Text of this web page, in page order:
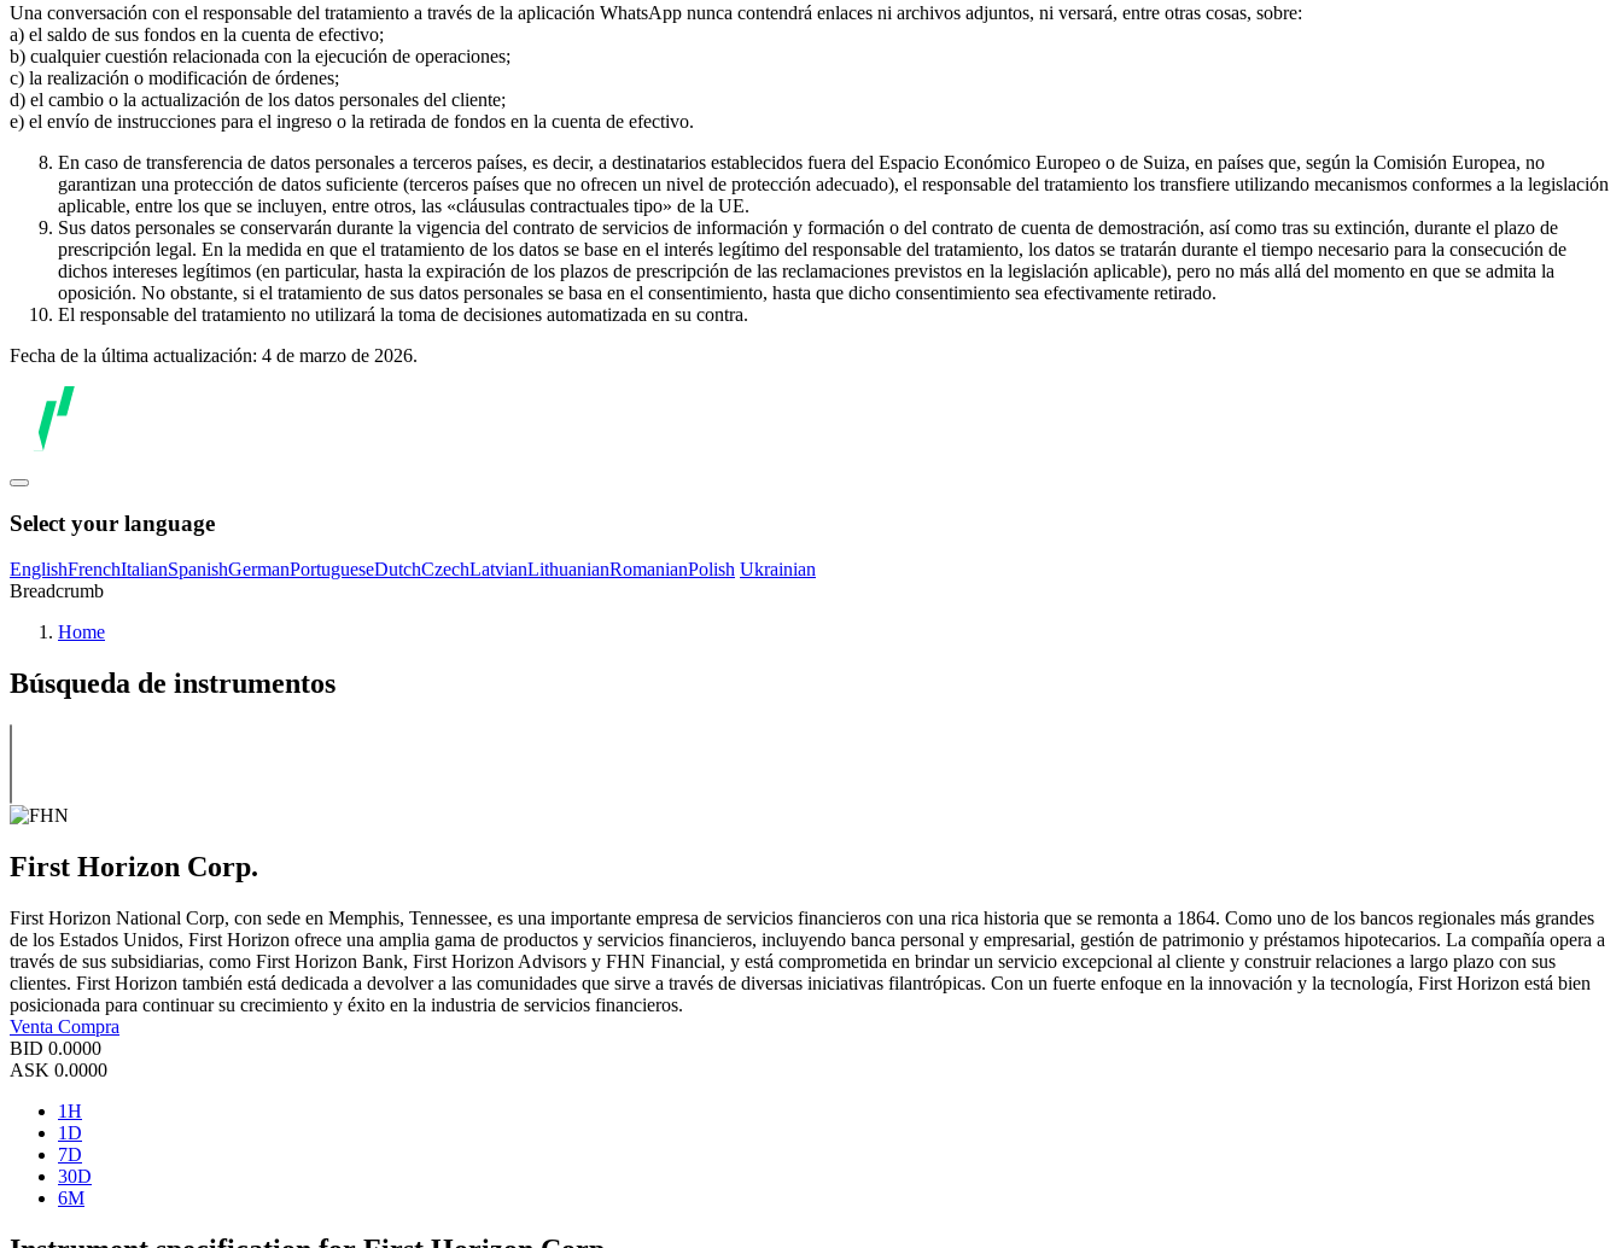
Una conversación con el responsable del tratamiento a través de la aplicación WhatsApp nunca contendrá enlaces ni archivos adjuntos, ni versará, entre otras cosas, sobre:
a) el saldo de sus fondos en la cuenta de efectivo;
b) cualquier cuestión relacionada con la ejecución de operaciones;
c) la realización o modificación de órdenes;
d) el cambio o la actualización de los datos personales del cliente;
e) el envío de instrucciones para el ingreso o la retirada de fondos en la cuenta de efectivo.
En caso de transferencia de datos personales a terceros países, es decir, a destinatarios establecidos fuera del Espacio Económico Europeo o de Suiza, en países que, según la Comisión Europea, no
garantizan una protección de datos suficiente (terceros países que no ofrecen un nivel de protección adecuado), el responsable del tratamiento los transfiere utilizando mecanismos conformes a la legislación
aplicable, entre los que se incluyen, entre otros, las «cláusulas contractuales tipo» de la UE.
Sus datos personales se conservarán durante la vigencia del contrato de servicios de información y formación o del contrato de cuenta de demostración, así como tras su extinción, durante el plazo de
prescripción legal. En la medida en que el tratamiento de los datos se base en el interés legítimo del responsable del tratamiento, los datos se tratarán durante el tiempo necesario para la consecución de
dichos intereses legítimos (en particular, hasta la expiración de los plazos de prescripción de las reclamaciones previstos en la legislación aplicable), pero no más allá del momento en que se admita la
oposición. No obstante, si el tratamiento de sus datos personales se basa en el consentimiento, hasta que dicho consentimiento sea efectivamente retirado.
El responsable del tratamiento no utilizará la toma de decisiones automatizada en su contra.
Fecha de la última actualización: 4 de marzo de 2026.
Select your language
EnglishFrenchItalianSpanishGermanPortugueseDutchCzechLatvianLithuanianRomanianPolish Ukrainian
Breadcrumb
Home
Búsqueda de instrumentos
First Horizon Corp.
First Horizon National Corp, con sede en Memphis, Tennessee, es una importante empresa de servicios financieros con una rica historia que se remonta a 1864. Como uno de los bancos regionales más grandes
de los Estados Unidos, First Horizon ofrece una amplia gama de productos y servicios financieros, incluyendo banca personal y empresarial, gestión de patrimonio y préstamos hipotecarios. La compañía opera a
través de sus subsidiarias, como First Horizon Bank, First Horizon Advisors y FHN Financial, y está comprometida en brindar un servicio excepcional al cliente y construir relaciones a largo plazo con sus
clientes. First Horizon también está dedicada a devolver a las comunidades que sirve a través de diversas iniciativas filantrópicas. Con un fuerte enfoque en la innovación y la tecnología, First Horizon está bien
posicionada para continuar su crecimiento y éxito en la industria de servicios financieros.
Venta Compra
BID 0.0000
ASK 0.0000
1H
1D
7D
30D
6M